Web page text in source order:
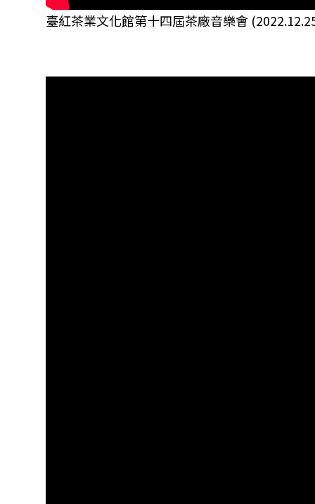
臺紅茶業文化館第十四屆茶廠音樂會